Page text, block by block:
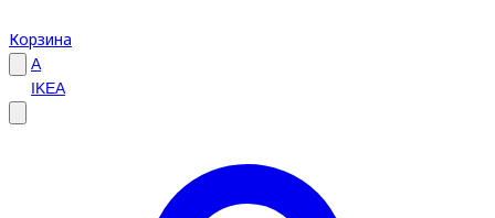
Корзина
A
IKEA